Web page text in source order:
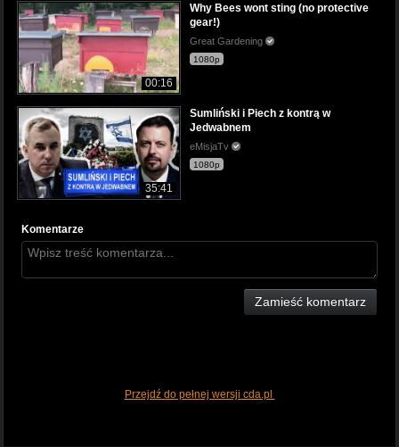
00:16
Why Bees wont sting (no protective
gear!)
Great Gardening
1080p
35:41
Sumliński i Piech z kontrą w
Jedwabnem
eMisjaTv
1080p
Komentarze
Zamieść komentarz
Przejdź do pełnej wersji cda.pl